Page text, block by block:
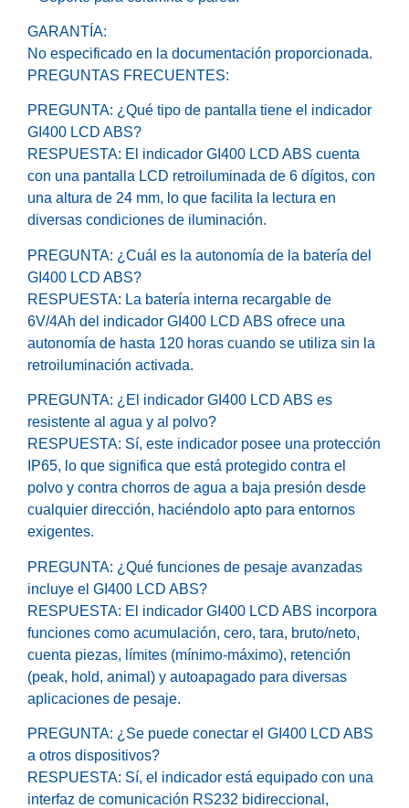
GARANTÍA:
No especificado en la documentación proporcionada.
PREGUNTAS FRECUENTES:
PREGUNTA: ¿Qué tipo de pantalla tiene el indicador
GI400 LCD ABS?
RESPUESTA: El indicador GI400 LCD ABS cuenta
con una pantalla LCD retroiluminada de 6 dígitos, con
una altura de 24 mm, lo que facilita la lectura en
diversas condiciones de iluminación.
PREGUNTA: ¿Cuál es la autonomía de la batería del
GI400 LCD ABS?
RESPUESTA: La batería interna recargable de
6V/4Ah del indicador GI400 LCD ABS ofrece una
autonomía de hasta 120 horas cuando se utiliza sin la
retroiluminación activada.
PREGUNTA: ¿El indicador GI400 LCD ABS es
resistente al agua y al polvo?
RESPUESTA: Sí, este indicador posee una protección
IP65, lo que significa que está protegido contra el
polvo y contra chorros de agua a baja presión desde
cualquier dirección, haciéndolo apto para entornos
exigentes.
PREGUNTA: ¿Qué funciones de pesaje avanzadas
incluye el GI400 LCD ABS?
RESPUESTA: El indicador GI400 LCD ABS incorpora
funciones como acumulación, cero, tara, bruto/neto,
cuenta piezas, límites (mínimo-máximo), retención
(peak, hold, animal) y autoapagado para diversas
aplicaciones de pesaje.
PREGUNTA: ¿Se puede conectar el GI400 LCD ABS
a otros dispositivos?
RESPUESTA: Sí, el indicador está equipado con una
interfaz de comunicación RS232 bidireccional,